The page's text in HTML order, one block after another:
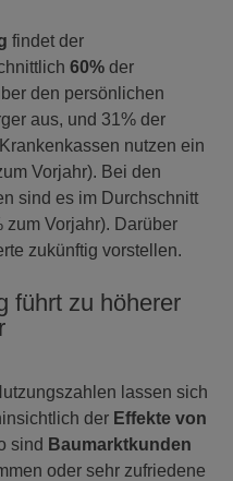
findet der
60% der
den persönlichen
aus, und 31% der
nutzen ein
Vorjahr). Bei den
sind es im Durchschnitt
zum Vorjahr). Darüber
zukünftig vorstellen.
führt zu höherer
lassen sich
der Effekte von
sind Baumarktkunden
oder sehr zufriedene